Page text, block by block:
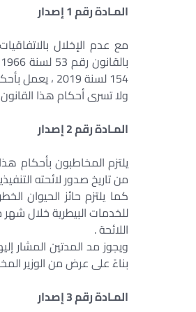
المـادة رقم 1 إصدار
مع عدم الإخلال
154 لسنة 2019 ، يعمل بأحكام هذا القانون والقانون المرافق له فى شأن تنظيم حيازة الحيوانات الخطرة والكلاب .
ولا تسرى أحكام هذا القانون
المـادة رقم 2 إصدار
يلتزم المخاطبون بأحكام
من تاريخ صدور لائحته
كما يلتزم حائز الحيوان
للخدمات البيطرية خلال شهر
اللائحة .
ويجوز مد المدتين المشار
بناءً على عرض من الوزير
المـادة رقم 3 إصدار